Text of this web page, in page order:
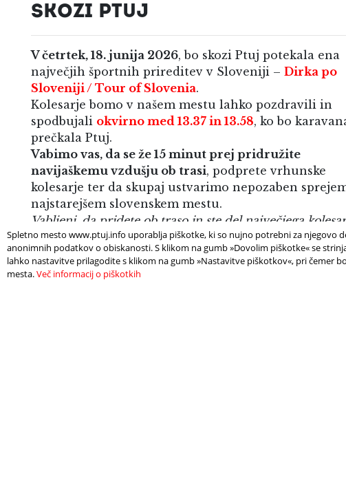
SKOZI PTUJ
V četrtek, 18. junija 2026, bo skozi Ptuj potekala ena
največjih športnih prireditev v Sloveniji – Dirka po
Sloveniji / Tour of Slovenia.
Kolesarje bomo v našem mestu lahko pozdravili in
spodbujali okvirno med 13.37 in 13.58, ko bo
prečkala Ptuj.
Vabimo vas, da se že 15 minut prej pridružite
navijaškemu vzdušju ob trasi, podprete vrhunske
kolesarje ter da skupaj ustvarimo nepozaben
najstarejšem slovenskem mestu.
Vabljeni, da pridete ob traso in ste del največjega
spektakla v Sloveniji!
TRASA ETAPE SKOZI PTUJ:
Spletno mesto www.ptuj.info uporablja piškotke, ki so nujno potrebni za njegovo
anonimnih podatkov o obiskanosti. S klikom na gumb »Dovolim piškotke« se
lahko nastavitve prilagodite s klikom na gumb »Nastavitve piškotkov«, pri čemer
mesta.Več informacij o piškotkih